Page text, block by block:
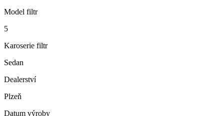
Model filtr
5
Karoserie filtr
Sedan
Dealerství
Plzeň
Datum výroby